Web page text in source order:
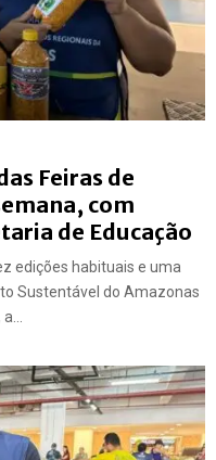
Feiras de
com
de Educação
edições habituais e uma
Sustentável do Amazonas